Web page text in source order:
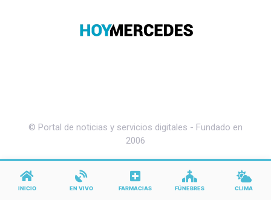
© Portal de noticias y servicios digitales - Fundado en
2006
INICIO EN VIVO FARMACIAS FÚNEBRES CLIMA